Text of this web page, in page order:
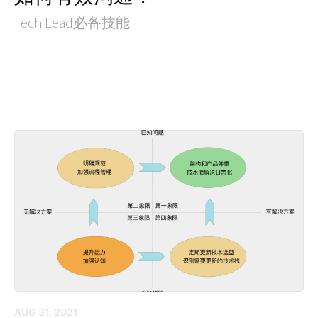
Tech Lead必备技能
AUG 31, 2021